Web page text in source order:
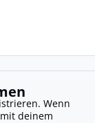
Wenn
deinem